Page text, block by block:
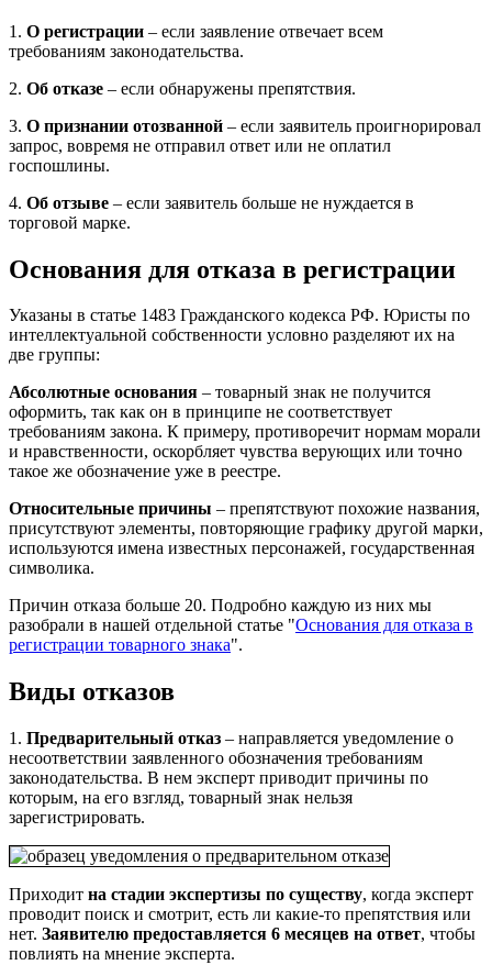
1. О регистрации – если заявление отвечает всем
требованиям законодательства.
2. Об отказе – если обнаружены препятствия.
3. О признании отозванной – если заявитель проигнорировал
запрос, вовремя не отправил ответ или не оплатил
госпошлины.
4. Об отзыве – если заявитель больше не нуждается в
торговой марке.
Основания для отказа в регистрации
Указаны в статье 1483 Гражданского кодекса РФ. Юристы по
интеллектуальной собственности условно разделяют их на
две группы:
Абсолютные основания – товарный знак не получится
оформить, так как он в принципе не соответствует
требованиям закона. К примеру, противоречит нормам морали
и нравственности, оскорбляет чувства верующих или точно
такое же обозначение уже в реестре.
Относительные причины – препятствуют похожие названия,
присутствуют элементы, повторяющие графику другой марки,
используются имена известных персонажей, государственная
символика.
Причин отказа больше 20. Подробно каждую из них мы
разобрали в нашей отдельной статье "Основания для отказа в
регистрации товарного знака".
Виды отказов
1. Предварительный отказ – направляется уведомление о
несоответствии заявленного обозначения требованиям
законодательства. В нем эксперт приводит причины по
которым, на его взгляд, товарный знак нельзя
зарегистрировать.
Приходит на стадии экспертизы по существу, когда эксперт
проводит поиск и смотрит, есть ли какие-то препятствия или
нет. Заявителю предоставляется 6 месяцев на ответ, чтобы
повлиять на мнение эксперта.